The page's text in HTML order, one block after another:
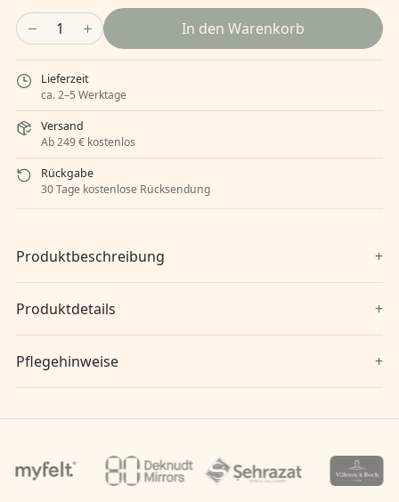
1 In den Warenkorb
Lieferzeit
ca. 2–5 Werktage
Versand
Ab 249 € kostenlos
Rückgabe
30 Tage kostenlose Rücksendung
Produktbeschreibung
Produktdetails
Pflegehinweise